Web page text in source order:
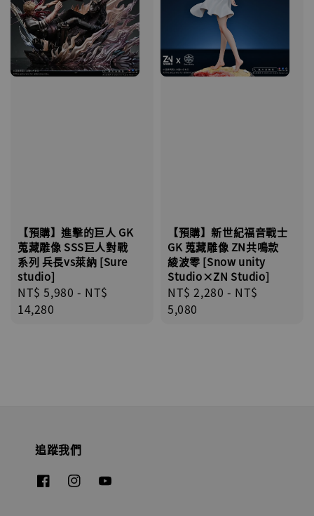
【預購】進擊的巨人 GK
蒐藏雕像 SSS巨人對戰
系列 兵長vs萊納 [Sure
studio]
Regular
price
NT$ 5,980 - NT$
14,280
【預購】新世紀福音戰士
GK 蒐藏雕像 ZN共鳴款
綾波零 [Snow unity
Studio×ZN Studio]
Regular
price
NT$ 2,280 - NT$
5,080
追蹤我們